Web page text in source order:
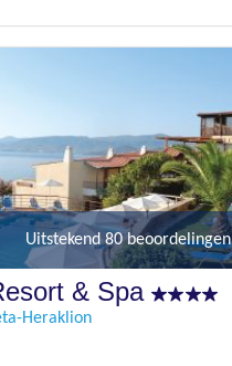
Uitstekend 80 beoordelingen
& Spa
Heraklion